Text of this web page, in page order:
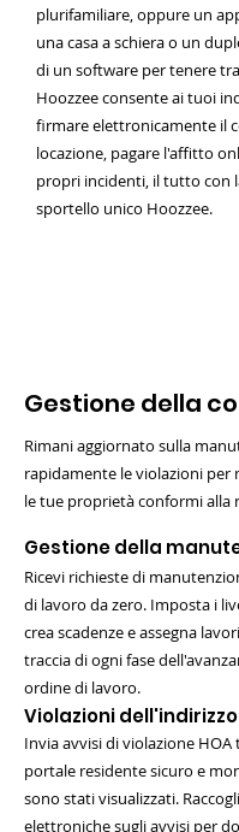
plurifamiliare, oppure un
una casa a schiera o un
di un software per tenere
Hoozzee consente ai tuoi
firmare elettronicamente il
locazione, pagare l'affitto
propri incidenti, il tutto con
sportello unico Hoozzee.
Gestione della
Rimani aggiornato sulla
rapidamente le violazioni
le tue proprietà conformi alla
Gestione della
Ricevi richieste di
di lavoro da zero. Imposta i
crea scadenze e assegna
traccia di ogni fase
ordine di lavoro.
Violazioni dell'indirizzo
Invia avvisi di violazione
portale residente sicuro e
sono stati visualizzati.
elettroniche sugli avvisi per